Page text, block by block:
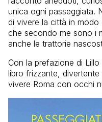
unica ogni passeggiata.
di vivere la città in
che secondo me sono i
anche le trattorie
Con la prefazione di
libro frizzante,
vivere Roma con occhi